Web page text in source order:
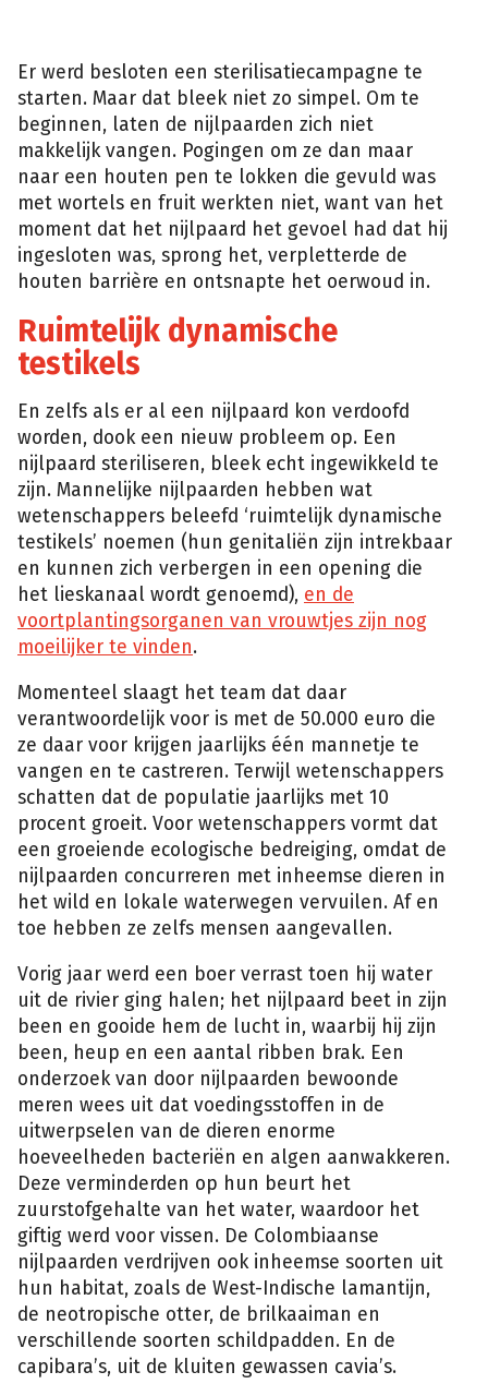
Er werd besloten een sterilisatiecampagne te
starten. Maar dat bleek niet zo simpel. Om te
beginnen, laten de nijlpaarden zich niet
makkelijk vangen. Pogingen om ze dan maar
naar een houten pen te lokken die gevuld was
met wortels en fruit werkten niet, want van het
moment dat het nijlpaard het gevoel had dat hij
ingesloten was, sprong het, verpletterde de
houten barrière en ontsnapte het oerwoud in.
Ruimtelijk dynamische
testikels
En zelfs als er al een nijlpaard kon verdoofd
worden, dook een nieuw probleem op. Een
nijlpaard steriliseren, bleek echt ingewikkeld te
zijn. Mannelijke nijlpaarden hebben wat
wetenschappers beleefd ‘ruimtelijk dynamische
testikels’ noemen (hun genitaliën zijn intrekbaar
en kunnen zich verbergen in een opening die
het lieskanaal wordt genoemd), en de
voortplantingsorganen van vrouwtjes zijn nog
moeilijker te vinden.
Momenteel slaagt het team dat daar
verantwoordelijk voor is met de 50.000 euro die
ze daar voor krijgen jaarlijks één mannetje te
vangen en te castreren. Terwijl wetenschappers
schatten dat de populatie jaarlijks met 10
procent groeit. Voor wetenschappers vormt dat
een groeiende ecologische bedreiging, omdat de
nijlpaarden concurreren met inheemse dieren in
het wild en lokale waterwegen vervuilen. Af en
toe hebben ze zelfs mensen aangevallen.
Vorig jaar werd een boer verrast toen hij water
uit de rivier ging halen; het nijlpaard beet in zijn
been en gooide hem de lucht in, waarbij hij zijn
been, heup en een aantal ribben brak. Een
onderzoek van door nijlpaarden bewoonde
meren wees uit dat voedingsstoffen in de
uitwerpselen van de dieren enorme
hoeveelheden bacteriën en algen aanwakkeren.
Deze verminderden op hun beurt het
zuurstofgehalte van het water, waardoor het
giftig werd voor vissen. De Colombiaanse
nijlpaarden verdrijven ook inheemse soorten uit
hun habitat, zoals de West-Indische lamantijn,
de neotropische otter, de brilkaaiman en
verschillende soorten schildpadden. En de
capibara’s, uit de kluiten gewassen cavia’s.
Af
en
toe
struint
één
van
die
beesten
een
nabijgelegen
dorp
in,
waar
ze
beweren
er
niet
langer
van
op